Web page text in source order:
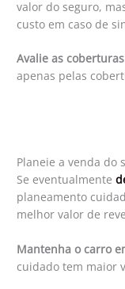
valor do seguro,
custo em caso de
Avalie as
apenas pelas
Planeie a venda do
Se eventualmente
planeamento
melhor valor de
Mantenha o carro
cuidado tem maior